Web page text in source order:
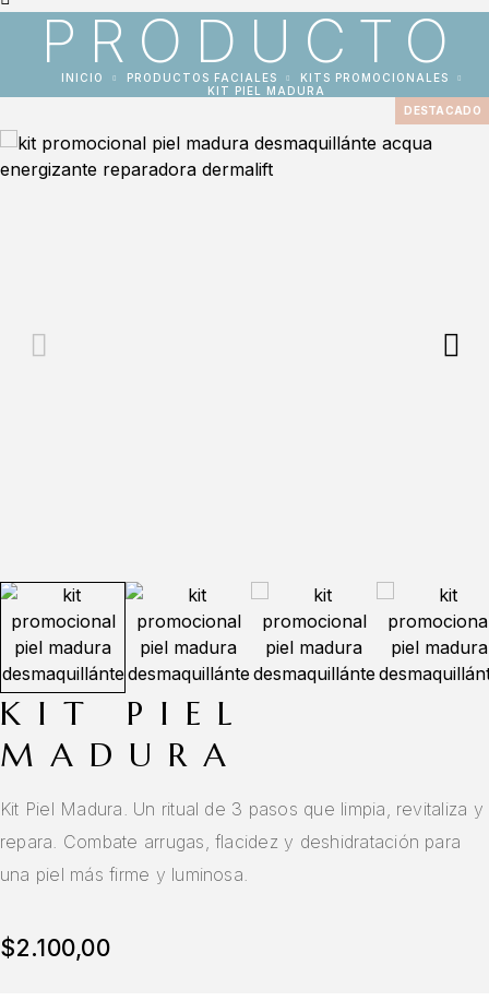
PRODUCTO
INICIO PRODUCTOS FACIALES
KITS PROMOCIONALES
KIT PIEL MADURA
DESTACADO
KIT PIEL
MADURA
Kit Piel Madura. Un ritual de 3 pasos que limpia, revitaliza y
repara. Combate arrugas, flacidez y deshidratación para
una piel más firme y luminosa.
$2.100,00